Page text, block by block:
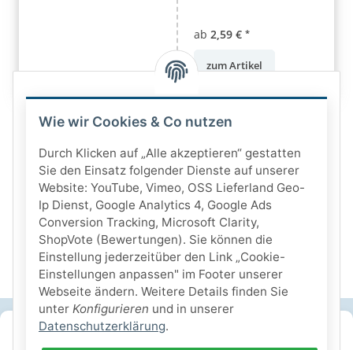
ab 2,59 € *
zum Artikel
SICHERE ZAHLARTEN
Wie wir Cookies & Co nutzen
Durch Klicken auf „Alle akzeptieren“ gestatten
Sie den Einsatz folgender Dienste auf unserer
Website: YouTube, Vimeo, OSS Lieferland Geo-
Ip Dienst, Google Analytics 4, Google Ads
Conversion Tracking, Microsoft Clarity,
ShopVote (Bewertungen). Sie können die
Einstellung jederzeitüber den Link „Cookie-
Einstellungen anpassen" im Footer unserer
Webseite ändern. Weitere Details finden Sie
unter Konfigurieren und in unserer
Datenschutzerklärung.